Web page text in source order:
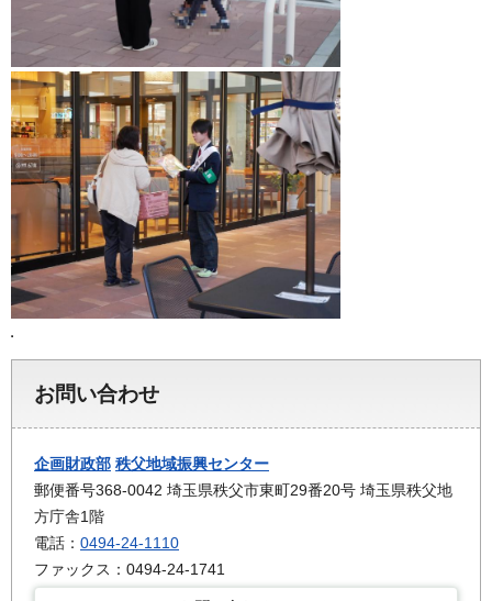
お問い合わせ
企画財政部 秩父地域振興センター
郵便番号368-0042 埼玉県秩父市東町29番20号 埼玉県秩父地
方庁舎1階
電話： 0494-24-1110
ファックス：0494-24-1741